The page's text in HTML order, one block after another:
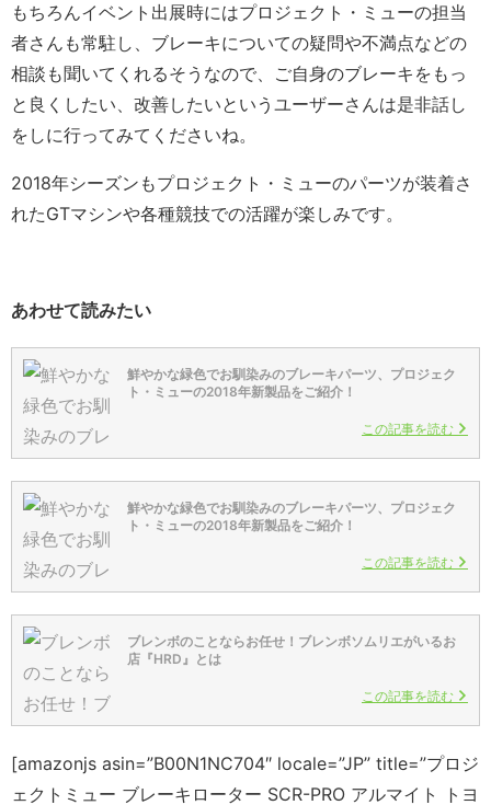
もちろんイベント出展時にはプロジェクト・ミューの担当
者さんも常駐し、ブレーキについての疑問や不満点などの
相談も聞いてくれるそうなので、ご自身のブレーキをもっ
と良くしたい、改善したいというユーザーさんは是非話し
をしに行ってみてくださいね。
2018年シーズンもプロジェクト・ミューのパーツが装着さ
れたGTマシンや各種競技での活躍が楽しみです。
あわせて読みたい
鮮やかな緑色でお馴染みのブレーキパーツ、プロジェク
ト・ミューの2018年新製品をご紹介！
この記事を読む
鮮やかな緑色でお馴染みのブレーキパーツ、プロジェク
ト・ミューの2018年新製品をご紹介！
この記事を読む
ブレンボのことならお任せ！ブレンボソムリエがいるお
店『HRD』とは
この記事を読む
[amazonjs asin=”B00N1NC704″ locale=”JP” title=”プロジ
ェクトミュー ブレーキローター SCR-PRO アルマイト トヨ